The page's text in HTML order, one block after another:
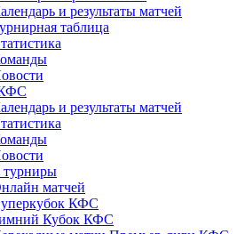
и результаты матчей
таблица
и результаты матчей
турниры
матчей
КФС
Кубок КФС